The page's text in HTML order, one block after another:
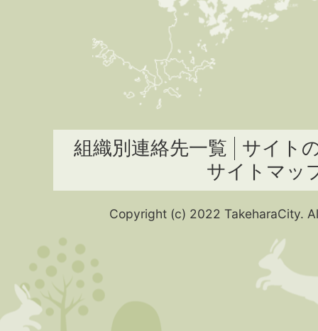
組織別連絡先一覧
サイト
サイトマッ
Copyright (c) 2022 TakeharaCity.